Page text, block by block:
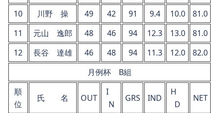
10
川野 操 49 42 91 9.4 10.0
81.0
11
元山 逸郎 48 46 94 12.3 13.0
81.0
12
長谷 達雄 46 48 94 11.3 12.0
82.0
月例杯 B組
順
位
氏 名 OUT
I
N
GRS IND
H
D
NET